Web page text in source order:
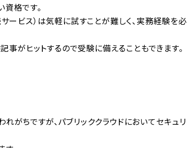
格です。
ビス）は気軽に試すことが難しく、実務経験を必
がヒットするので受験に備えることもできます。
がちですが、パブリッククラウドにおいてセキュリ